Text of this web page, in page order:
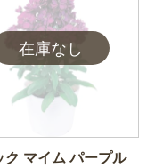
ク マイム パープル